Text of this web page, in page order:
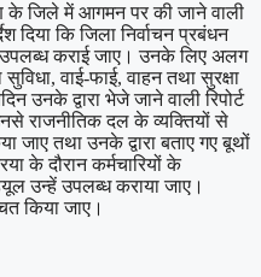
के जिले में आगमन पर की जाने वाली
दिया कि जिला निर्वाचन प्रबंधन
उपलब्ध कराई जाए। उनके लिए अलग
वाई-फाई, वाहन तथा सुरक्षा
उनके द्वारा भेजे जाने वाली रिपोर्ट
राजनीतिक दल के व्यक्तियों से
जाए तथा उनके द्वारा बताए गए बूथों
के दौरान कर्मचारियों के
उन्हें उपलब्ध कराया जाए।
किया जाए।